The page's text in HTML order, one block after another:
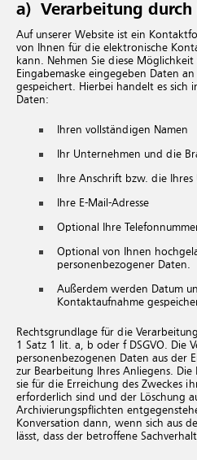
a) Verarbeitung
Auf unserer Website ist ein
von Ihnen für die elektronische
kann. Nehmen Sie diese
Eingabemaske eingegeben Daten
gespeichert. Hierbei handelt es sich
Daten:
Ihren vollständigen Namen
Ihr Unternehmen und die
Ihre Anschrift bzw. die
Ihre E-Mail-Adresse
Optional Ihre
Optional von Ihnen
personenbezogener Daten.
Außerdem werden Datum
Kontaktaufnahme
Rechtsgrundlage für die
1 Satz 1 lit. a, b oder f DSGVO. Die
personenbezogenen Daten aus der
zur Bearbeitung Ihres Anliegens.
sie für die Erreichung des Zweckes
erforderlich sind und der Löschung
Archivierungspflichten
Konversation dann, wenn sich aus
lässt, dass der betroffene